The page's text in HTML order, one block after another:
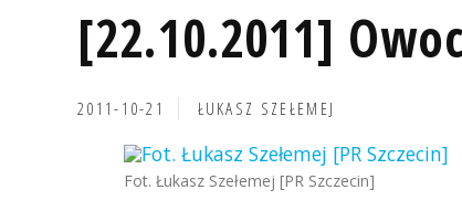
[22.10.2011]
2011-10-21 ŁUKASZ SZEŁEMEJ
Fot. Łukasz Szełemej [PR Szczecin]